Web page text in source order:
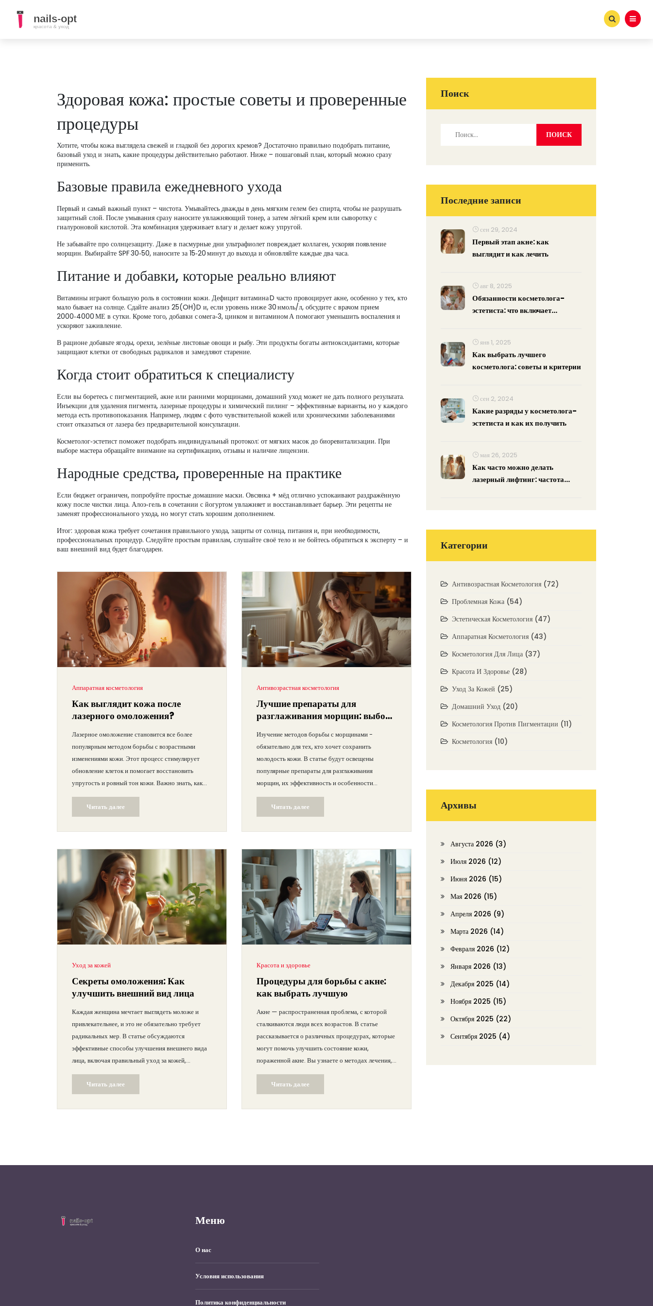
Здоровая кожа: простые советы и проверенные
процедуры
Хотите, чтобы кожа выглядела свежей и гладкой без дорогих кремов? Достаточно правильно подобрать питание,
базовый уход и знать, какие процедуры действительно работают. Ниже – пошаговый план, который можно сразу
применить.
Базовые правила ежедневного ухода
Первый и самый важный пункт – чистота. Умывайтесь дважды в день мягким гелем без спирта, чтобы не разрушать
защитный слой. После умывания сразу наносите увлажняющий тонер, а затем лёгкий крем или сыворотку с
гиалуроновой кислотой. Эта комбинация удерживает влагу и делает кожу упругой.
Не забывайте про солнцезащиту. Даже в пасмурные дни ультрафиолет повреждает коллаген, ускоряя появление
морщин. Выбирайте SPF 30‑50, наносите за 15‑20 минут до выхода и обновляйте каждые два часа.
Питание и добавки, которые реально влияют
Витамины играют большую роль в состоянии кожи. Дефицит витамина D часто провоцирует акне, особенно у тех, кто
мало бывает на солнце. Сдайте анализ 25(OH)D и, если уровень ниже 30 нмоль/л, обсудите с врачом прием
2000‑4000 МЕ в сутки. Кроме того, добавки с омега‑3, цинком и витамином А помогают уменьшить воспаления и
ускоряют заживление.
В рационе добавьте ягоды, орехи, зелёные листовые овощи и рыбу. Эти продукты богаты антиоксидантами, которые
защищают клетки от свободных радикалов и замедляют старение.
Когда стоит обратиться к специалисту
Если вы боретесь с пигментацией, акне или ранними морщинами, домашний уход может не дать полного результата.
Инъекции для удаления пигмента, лазерные процедуры и химический пилинг – эффективные варианты, но у каждого
метода есть противопоказания. Например, людям с фото чувствительной кожей или хроническими заболеваниями
стоит отказаться от лазера без предварительной консультации.
Косметолог‑эстетист поможет подобрать индивидуальный протокол: от мягких масок до биоревитализации. При
выборе мастера обращайте внимание на сертификацию, отзывы и наличие лицензии.
Народные средства, проверенные на практике
Если бюджет ограничен, попробуйте простые домашние маски. Овсянка + мёд отлично успокаивают раздражённую
кожу после чистки лица. Алоэ‑гель в сочетании с йогуртом увлажняет и восстанавливает барьер. Эти рецепты не
заменят профессионального ухода, но могут стать хорошим дополнением.
Итог: здоровая кожа требует сочетания правильного ухода, защиты от солнца, питания и, при необходимости,
профессиональных процедур. Следуйте простым правилам, слушайте своё тело и не бойтесь обратиться к эксперту – и
ваш внешний вид будет благодарен.
Аппаратная косметология
Как выглядит кожа после
лазерного омоложения?
Лазерное омоложение становится все более
популярным методом борьбы с возрастными
изменениями кожи. Этот процесс стимулирует
обновление клеток и помогает восстановить
упругость и ровный тон кожи. Важно знать, как
выглядит кожа после процедуры, чего ожидать в
ближайшие дни и как ухаживать за ней, чтобы
добиться наилучших результатов. Хотя легкие
покраснения и шелушение могут возникнуть,
свежей и молодой. Следуйте простым
рекомендациям по уходу за кожей после лазерного
омоложения, чтобы процесс восстановления
прошел гладко.
Читать далее
Антивозрастная косметология
Лучшие препараты для
разглаживания морщин: выбор
Изучение методов борьбы с морщинами -
обязательно для тех, кто хочет сохранить
молодость кожи. В статье будут освещены
популярные препараты для разглаживания
морщин, их эффективность и особенности
применения. Будут рассмотрены советы экспертов
по выбору подходящих средств и их правильному
использованию. Информация будет полезна
людям, стремящимся к сохранению здоровья и
Читать далее
Уход за кожей
Секреты омоложения: Как
улучшить внешний вид лица
Каждая женщина мечтает выглядеть моложе и
привлекательнее, и это не обязательно требует
радикальных мер. В статье обсуждаются
эффективные способы улучшения внешнего вида
лица, включая правильный уход за кожей,
использование современных косметологических
процедур и внимание к здоровому образу жизни.
Читатели узнают о простых, но действенных
методах омоложения, доступных в домашних
Читать далее
Красота и здоровье
Процедуры для борьбы с акне:
как выбрать лучшую
Акне — распространенная проблема, с которой
сталкиваются люди всех возрастов. В статье
рассказывается о различных процедурах, которые
могут помочь улучшить состояние кожи,
пораженной акне. Вы узнаете о методах лечения,
почему они работают и как выбрать наиболее
подходящий для вас вариант.
Читать далее
Поиск
Последние записи
сен 29, 2024
Первый этап акне: как
выглядит и как лечить
авг 8, 2025
Обязанности косметолога-
эстетиста: что включает
янв 1, 2025
Как выбрать лучшего
косметолога: советы и критерии
сен 2, 2024
Какие разряды у косметолога-
эстетиста и как их получить
мая 26, 2025
Как часто можно делать
лазерный лифтинг: частота
Категории
Антивозрастная Косметология (72)
Проблемная Кожа (54)
Эстетическая Косметология (47)
Аппаратная Косметология (43)
Косметология Для Лица (37)
Красота И Здоровье (28)
Уход За Кожей (25)
Домашний Уход (20)
Косметология Против Пигментации (11)
Косметология (10)
Архивы
Августа 2026 (3)
Июля 2026 (12)
Июня 2026 (15)
Мая 2026 (15)
Апреля 2026 (9)
Марта 2026 (14)
Февраля 2026 (12)
Января 2026 (13)
Декабря 2025 (14)
Ноября 2025 (15)
Октября 2025 (22)
Сентября 2025 (4)
Меню
О нас
Условия использования
Политика конфиденциальности